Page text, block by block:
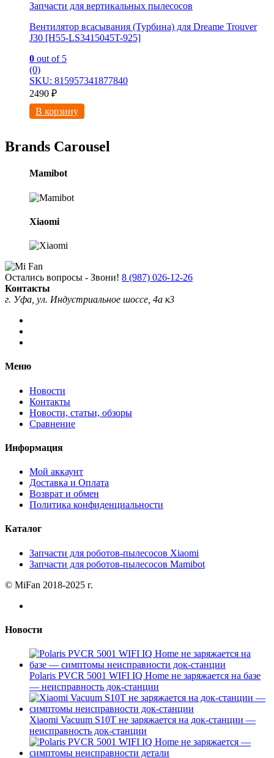
Запчасти для вертикальных пылесосов
Вентилятор всасывания (Турбина) для Dreame Trouver
J30 [H55-LS3415045T-925]
0 out of 5
(0)
SKU: 815957341877840
2490 ₽
В корзину
Brands Carousel
Mamibot
Xiaomi
Остались вопросы - Звони! 8 (987) 026-12-26
Контакты
г. Уфа, ул. Индустриальное шоссе, 4а к3
Меню
Новости
Контакты
Новости, статьи, обзоры
Сравнение
Информация
Мой аккаунт
Доставка и Оплата
Возврат и обмен
Политика конфиденциальности
Каталог
Запчасти для роботов-пылесосов Xiaomi
Запчасти для роботов-пылесосов Mamibot
© MiFan 2018-2025 г.
Новости
Polaris PVCR 5001 WIFI IQ Home не заряжается на базе
— неисправность док-станции
Xiaomi Vacuum S10T не заряжается на док-станции —
неисправность док-станции